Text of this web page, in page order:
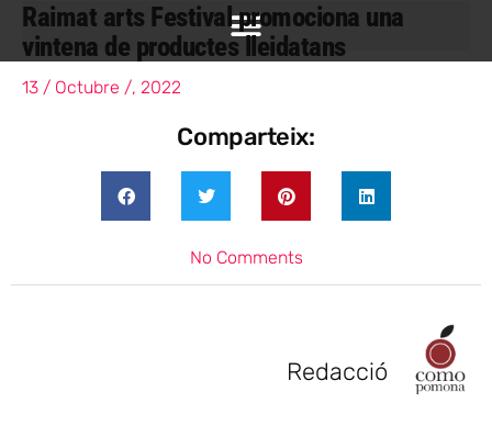
Raimat arts Festival promociona una
vintena de productes lleidatans
13 / Octubre /, 2022
Comparteix:
No Comments
Redacció